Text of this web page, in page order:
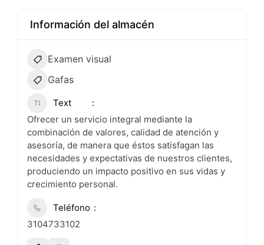
Información del almacén
Examen visual
Gafas
Text
Ofrecer un servicio integral mediante la
combinación de valores, calidad de atención y
asesoría, de manera que éstos satisfagan las
necesidades y expectativas de nuestros clientes,
produciendo un impacto positivo en sus vidas y
crecimiento personal.
Teléfono
3104733102